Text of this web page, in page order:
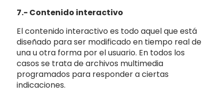
7.- Contenido interactivo
El contenido interactivo es todo aquel que está
diseñado para ser modificado en tiempo real de
una u otra forma por el usuario. En todos los
casos se trata de archivos multimedia
programados para responder a ciertas
indicaciones.